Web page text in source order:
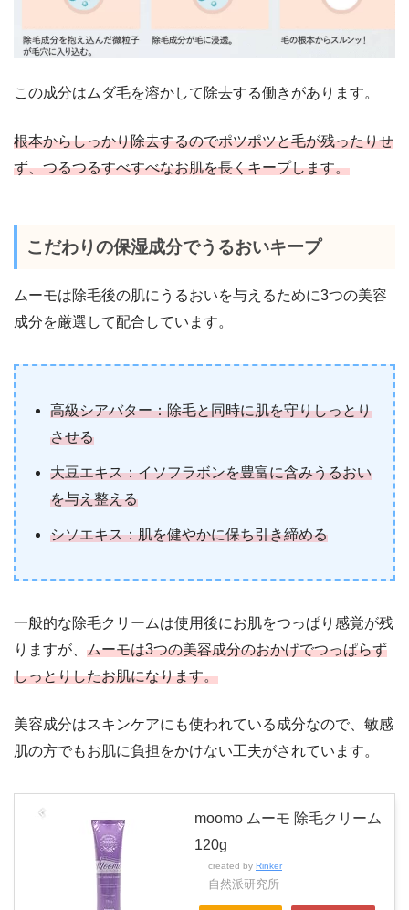
この成分はムダ毛を溶かして除去する働きがあります。
根本からしっかり除去するのでポツポツと毛が残ったりせ
ず、つるつるすべすべなお肌を長くキープします。
こだわりの保湿成分でうるおいキープ
ムーモは除毛後の肌にうるおいを与えるために3つの美容
成分を厳選して配合しています。
高級シアバター：除毛と同時に肌を守りしっとり
させる
大豆エキス：イソフラボンを豊富に含みうるおい
を与え整える
シソエキス：肌を健やかに保ち引き締める
一般的な除毛クリームは使用後にお肌をつっぱり感覚が残
りますが、 ムーモは3つの美容成分のおかげでつっぱらず
しっとりしたお肌になります。
美容成分はスキンケアにも使われている成分なので、敏感
肌の方でもお肌に負担をかけない工夫がされています。
moomo ムーモ 除毛クリーム
120g
created by Rinker
自然派研究所